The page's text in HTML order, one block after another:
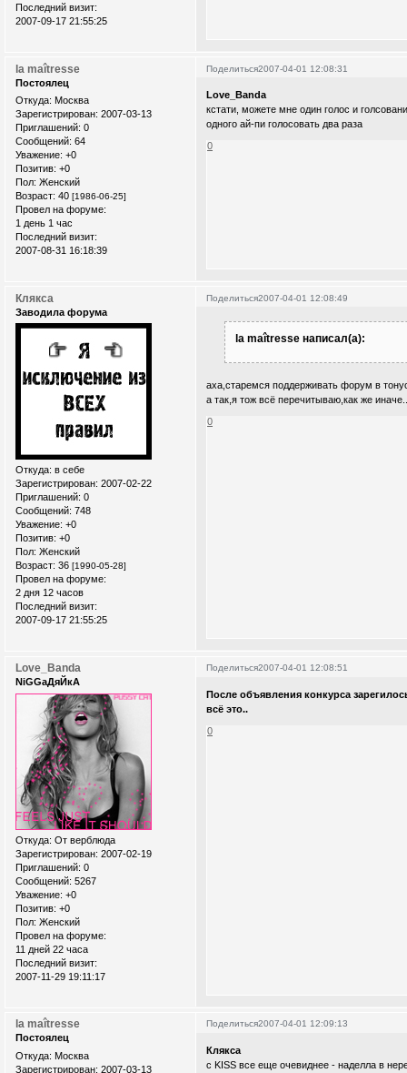
Последний визит:
2007-09-17 21:55:25
Поделиться2007-04-01 12:08:31
la maîtresse
Постоялец
Откуда: Москва
Зарегистрирован: 2007-03-13
Приглашений: 0
Сообщений: 64
Уважение: +0
Позитив: +0
Пол: Женский
Возраст: 40 [1986-06-25]
Провел на форуме:
1 день 1 час
Последний визит:
2007-08-31 16:18:39
Love_Banda
кстати, можете мне один голос и
одного ай-пи голосовать два раза
0
Поделиться2007-04-01 12:08:49
Клякса
Заводила форума
Откуда: в себе
Зарегистрирован: 2007-02-22
Приглашений: 0
Сообщений: 748
Уважение: +0
Позитив: +0
Пол: Женский
Возраст: 36 [1990-05-28]
Провел на форуме:
2 дня 12 часов
Последний визит:
2007-09-17 21:55:25
la maîtresse написал(а):
аха,старемся поддерживать форум в
а так,я тож всё перечитываю,как же
0
Поделиться2007-04-01 12:08:51
Love_Banda
NiGGaДяЙкА
Откуда: От верблюда
Зарегистрирован: 2007-02-19
Приглашений: 0
Сообщений: 5267
Уважение: +0
Позитив: +0
Пол: Женский
Провел на форуме:
11 дней 22 часа
Последний визит:
2007-11-29 19:11:17
После объявления конкурса
всё это..
0
Поделиться2007-04-01 12:09:13
la maîtresse
Постоялец
Откуда: Москва
Зарегистрирован: 2007-03-13
Клякса
с KISS все еще очевиднее - наделла в